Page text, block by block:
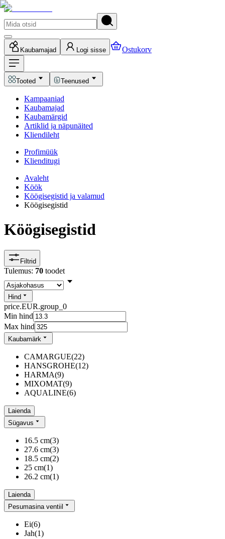
Kaubamajad Logi sisse Ostukorv
Tooted Teenused
Kampaaniad
Kaubamajad
Kaubamärgid
Artiklid ja näpunäited
Kliendileht
Profimüük
Klienditugi
Avaleht
Köök
Köögisegistid ja valamud
Köögisegistid
Köögisegistid
Filtrid
Tulemus: 70 toodet
Hind
price.EUR.group_0
Min hind
Max hind
Kaubamärk
CAMARGUE(22)
HANSGROHE(12)
HARMA(9)
MIXOMAT(9)
AQUALINE(6)
Laienda
Sügavus
16.5 cm(3)
27.6 cm(3)
18.5 cm(2)
25 cm(1)
26.2 cm(1)
Laienda
Pesumasina ventiil
Ei(6)
Jah(1)